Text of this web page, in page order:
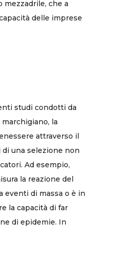
mezzadrile, che a
delle imprese
studi condotti da
la
attraverso il
una selezione non
Ad esempio,
la reazione del
eventi di massa o è in
la capacità di far
di epidemie. In